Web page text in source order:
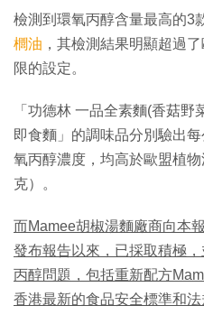
檢測到環氧丙醇含量最高的3
櫚油 ，其檢測結果明顯超過
限的設定。
「功德林 一品全素麵(香菇
即食麵」的調味品分別驗出
氧丙醇濃度，均高於歐盟植
克）。
而Mamee胡椒湯麵廠商向本
發布報告以來，已採取積極
丙醇問題，包括重新配方
香港最新的食品安全標準和